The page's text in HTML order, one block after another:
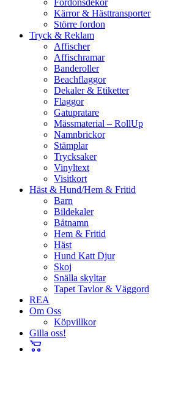
Fordonsdekor
Kärror & Hästtransporter
Större fordon
Tryck & Reklam
Affischer
Affischramar
Banderoller
Beachflaggor
Dekaler & Etiketter
Flaggor
Gatupratare
Mässmaterial – RollUp
Namnbrickor
Stämplar
Trycksaker
Vinyltext
Visitkort
Häst & Hund/Hem & Fritid
Barn
Bildekaler
Båtnamn
Hem & Fritid
Häst
Hund Katt Djur
Skoj
Snälla skyltar
Tapet Tavlor & Väggord
REA
Om Oss
Köpvillkor
Gilla oss!